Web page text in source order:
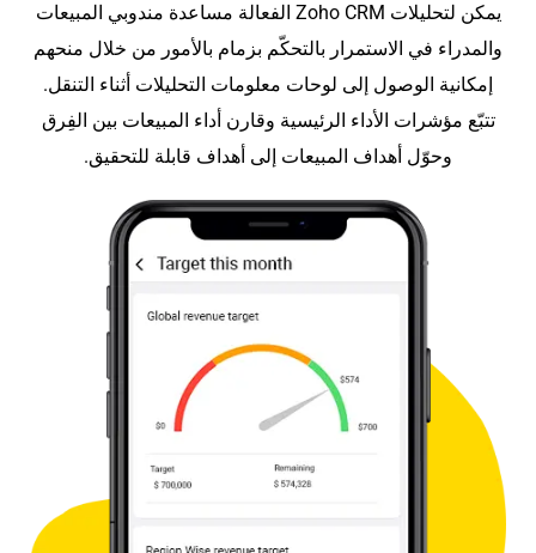
يمكن لتحليلات Zoho CRM الفعالة مساعدة مندوبي المبيعات
والمدراء في الاستمرار بالتحكّم بزمام بالأمور من خلال منحهم
إمكانية الوصول إلى لوحات معلومات التحليلات أثناء التنقل.
تتبّع مؤشرات الأداء الرئيسية وقارن أداء المبيعات بين الفِرق
وحوّل أهداف المبيعات إلى أهداف قابلة للتحقيق.